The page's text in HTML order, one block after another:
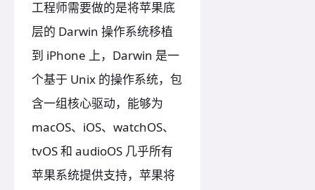
工程师需要做的是将苹果底
层的 Darwin 操作系统移植
到 iPhone 上，Darwin 是一
个基于 Unix 的操作系统，包
含一组核心驱动，能够为
macOS、iOS、watchOS、
tvOS 和 audioOS 几乎所有
苹果系统提供支持，苹果将